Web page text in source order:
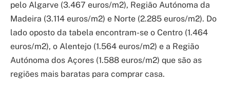
pelo Algarve (3.467 euros/m2), Região Autónoma da
Madeira (3.114 euros/m2) e Norte (2.285 euros/m2). Do
lado oposto da tabela encontram-se o Centro (1.464
euros/m2), o Alentejo (1.564 euros/m2) e a Região
Autónoma dos Açores (1.588 euros/m2) que são as
regiões mais baratas para comprar casa.